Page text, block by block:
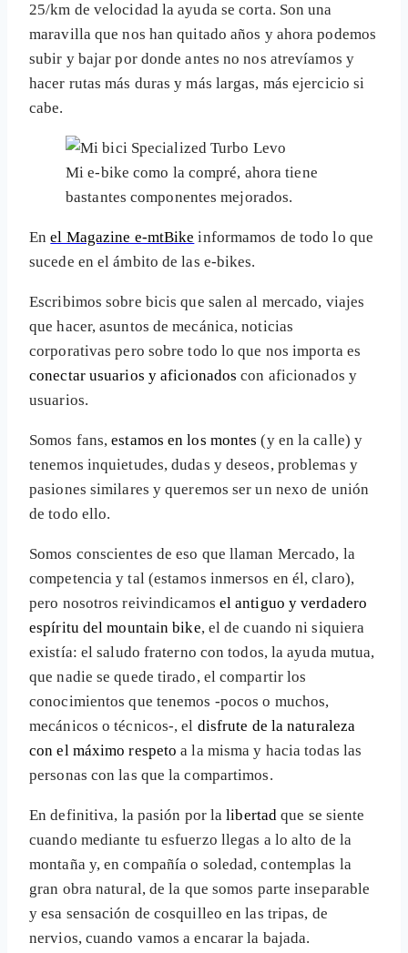
25/km de velocidad la ayuda se corta. Son una
maravilla que nos han quitado años y ahora podemos
subir y bajar por donde antes no nos atrevíamos y
hacer rutas más duras y más largas, más ejercicio si
cabe.
Mi e-bike como la compré, ahora tiene
bastantes componentes mejorados.
Enel Magazine e-mtBike informamos de todo lo que
sucede en el ámbito de las e-bikes.
Escribimos sobre bicis que salen al mercado, viajes
que hacer, asuntos de mecánica, noticias
corporativas pero sobre todo lo que nos importa es
conectar usuarios y aficionados con aficionados y
usuarios.
Somos fans, estamos en los montes (y en la calle) y
tenemos inquietudes, dudas y deseos, problemas y
pasiones similares y queremos ser un nexo de unión
de todo ello.
Somos conscientes de eso que llaman Mercado, la
competencia y tal (estamos inmersos en él, claro),
pero nosotros reivindicamos el antiguo y verdadero
espíritu del mountain bike, el de cuando ni siquiera
existía: el saludo fraterno con todos, la ayuda mutua,
que nadie se quede tirado, el compartir los
conocimientos que tenemos -pocos o muchos,
mecánicos o técnicos-, el disfrute de la naturaleza
con el máximo respeto a la misma y hacia todas las
personas con las que la compartimos.
En definitiva, la pasión por lalibertad que se siente
cuando mediante tu esfuerzo llegas a lo alto de la
montaña y, en compañía o soledad, contemplas la
gran obra natural, de la que somos parte inseparable
y esa sensación de cosquilleo en las tripas, de
nervios, cuando vamos a encarar la bajada.